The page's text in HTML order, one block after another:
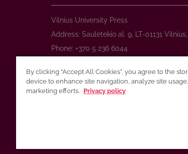
Vilnius University Press
Address: Saulėtekio al. 9, LT-01131
Phone: +370 5 236 6044
E-mail:prekyba@leidykla.vu.lt
www.journals.vu.lt
By clicking “Accept All Cookies”, you agree to the
device to enhance site navigation, analyze site
marketing efforts. Privacy policy